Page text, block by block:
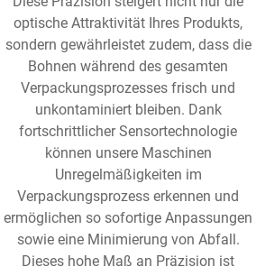
optische Attraktivität Ihres Produkts,
sondern gewährleistet zudem, dass die
Bohnen während des gesamten
Verpackungsprozesses frisch und
unkontaminiert bleiben. Dank
fortschrittlicher Sensortechnologie
können unsere Maschinen
Unregelmäßigkeiten im
Verpackungsprozess erkennen und
ermöglichen so sofortige Anpassungen
sowie eine Minimierung von Abfall.
Dieses hohe Maß an Präzision ist